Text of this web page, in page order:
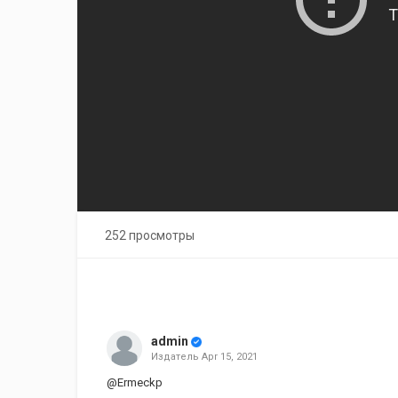
252 просмотры
admin
Издатель Apr 15, 2021
@Ermeckp